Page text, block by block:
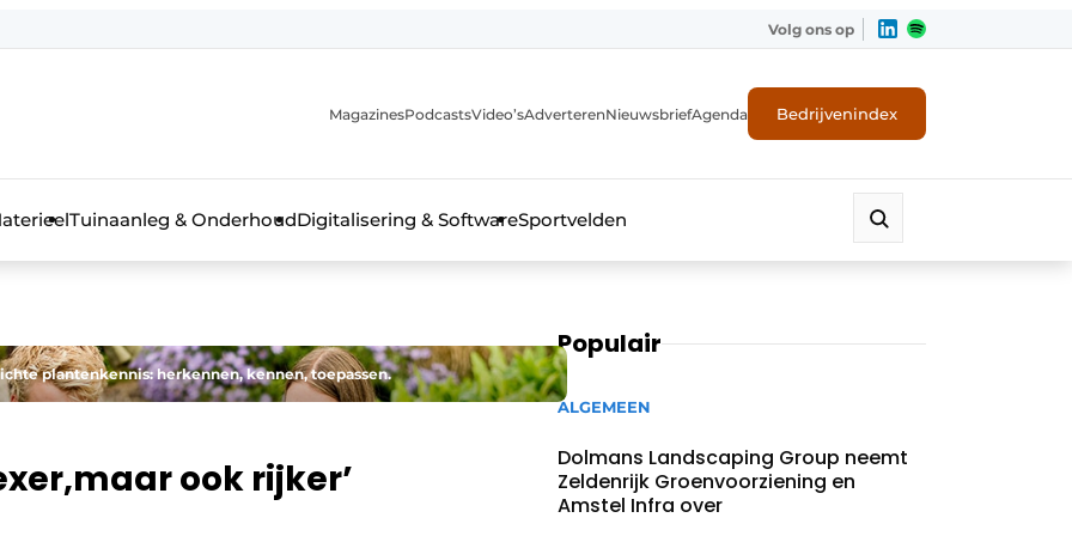
Volg ons op
MagazinesPodcastsVideo’sAdverterenNieuwsbriefAgenda Bedrijvenindex
Tuinaanleg & OnderhoudDigitalisering & SoftwareSportvelden
plantenkennis: herkennen, kennen, toepassen.
ook rijker’
Populair
ALGEMEEN
Dolmans Landscaping Group neemt
Zeldenrijk Groenvoorziening en
Amstel Infra over